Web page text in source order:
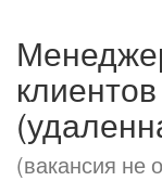
(вакансия не